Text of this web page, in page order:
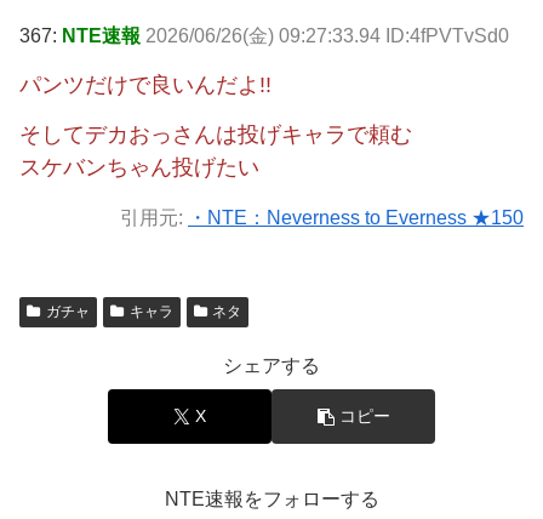
367: NTE速報 2026/06/26(金) 09:27:33.94 ID:4fPVTvSd0
パンツだけで良いんだよ!!
そしてデカおっさんは投げキャラで頼む
スケバンちゃん投げたい
引用元: ・NTE：Neverness to Everness ★150
ガチャ キャラ ネタ
シェアする
X コピー
NTE速報をフォローする